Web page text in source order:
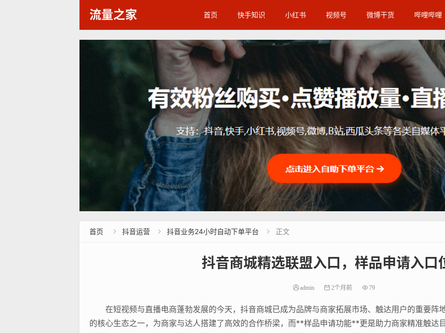
流量之家 首页 快手知识 小红书 视频号 微博干货 哔哩哔哩
首页  抖音运营  抖音业务24小时自动下单平台  正文
抖音商城精选联盟入口，样品申请入口
admin 2个月前 79
在短视频与直播电商蓬勃发展的今天，抖音商城已成为品牌与商家拓展市场、触达用户的重要
的核心生态之一，为商家与达人搭建了高效的合作桥梁，而**样品申请功能**更是助力商家精准触达